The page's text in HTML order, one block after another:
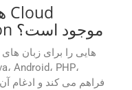
GroupDocs.Conversion موجود است؟